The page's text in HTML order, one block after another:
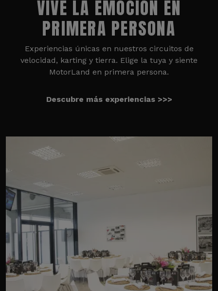
VIVE LA EMOCIÓN EN
PRIMERA PERSONA
Experiencias únicas en nuestros circuitos de
velocidad, karting y tierra. Elige la tuya y siente
MotorLand en primera persona.
Descubre más experiencias >>>